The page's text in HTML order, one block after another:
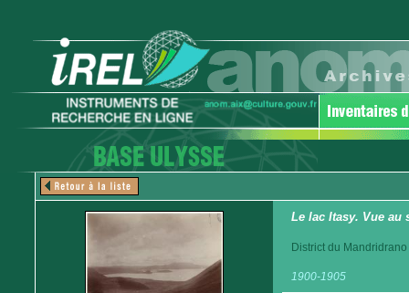
Le lac Itasy. Vue au
District du Mandridrano
1900-1905